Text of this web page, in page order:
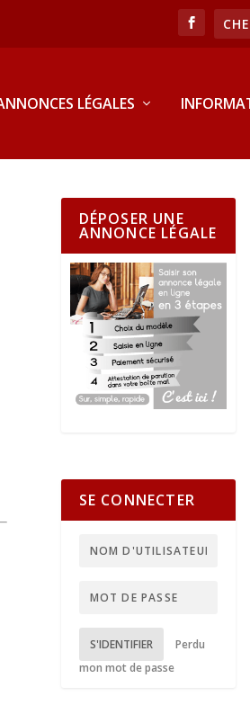
LÉGALES
DÉPOSER UNE
ANNONCE LÉGALE
SE CONNECTER
S'IDENTIFIER
Perdu
mon mot de passe